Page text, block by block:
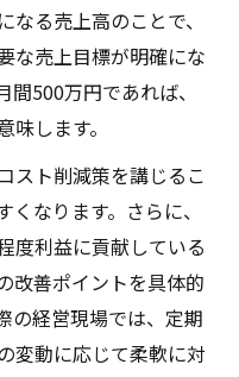
る売上高のことで、
な売上目標が明確にな
500万円であれば、
します。
スト削減策を講じるこ
なります。さらに、
度利益に貢献している
改善ポイントを具体的
の経営現場では、定期
変動に応じて柔軟に対